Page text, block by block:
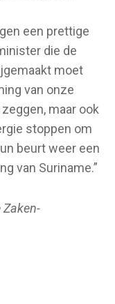
een prettige
die de
moet
van onze
maar ook
stoppen om
beurt weer een
van Suriname.”